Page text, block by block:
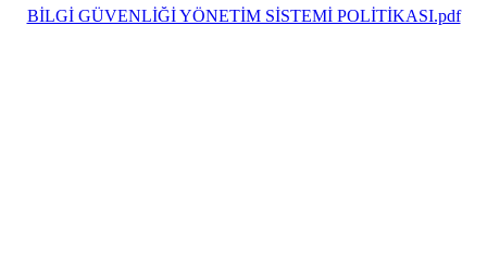
BİLGİ GÜVENLİĞİ YÖNETİM SİSTEMİ POLİTİKASI.pdf